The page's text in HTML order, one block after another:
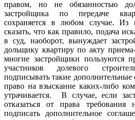
правом, но не обязанностью
застройщика по передаче
сохраняется в любом случае.
сказать, что как правило, подача
в суд, наоборот, вынуждает
дольщику квартиру по акту
многие застройщики пользуются
участников долевого
подписывать такие
право на взыскание каких-либо
утрачивается. В случае, если
отказаться от права требования
подписать дополнительное